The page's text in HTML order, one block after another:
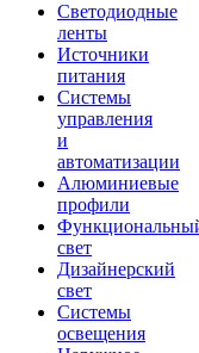
Светодиодные
ленты
Источники
питания
Системы
управления
и
автоматизации
Алюминиевые
профили
свет
Дизайнерский
свет
Системы
освещения